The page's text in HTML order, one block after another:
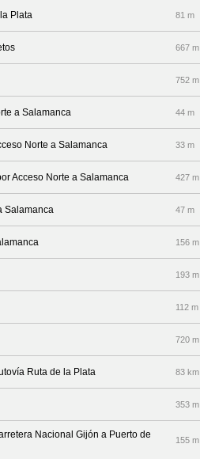
Plata 81 m
667 m
752 m
a Salamanca 44 m
Norte a Salamanca 33 m
Acceso Norte a Salamanca 427 m
Salamanca 47 m
156 m
193 m
112 m
720 m
Ruta de la Plata 83 km
353 m
Nacional Gijón a Puerto de
155 m